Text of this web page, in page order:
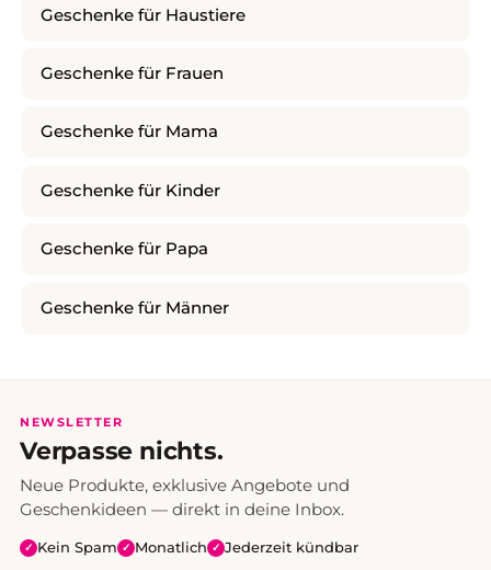
Geschenke für Haustiere
Geschenke für Frauen
Geschenke für Mama
Geschenke für Kinder
Geschenke für Papa
Geschenke für Männer
NEWSLETTER
Verpasse nichts.
Neue Produkte, exklusive Angebote und
Geschenkideen — direkt in deine Inbox.
✓ Kein Spam ✓ Monatlich ✓ Jederzeit kündbar